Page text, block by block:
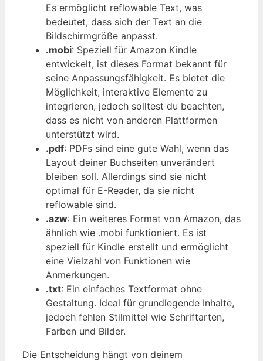
Es ermöglicht reflowable Text, was
bedeutet, dass sich der Text an die
Bildschirmgröße anpasst.
.mobi: Speziell für Amazon Kindle
entwickelt, ist dieses Format bekannt für
seine Anpassungsfähigkeit. Es bietet die
Möglichkeit, interaktive Elemente zu
integrieren, jedoch solltest du beachten,
dass es nicht von anderen Plattformen
unterstützt wird.
.pdf: PDFs sind eine gute Wahl, wenn das
Layout deiner Buchseiten unverändert
bleiben soll. Allerdings sind sie nicht
optimal für E-Reader, da sie nicht
reflowable sind.
.azw: Ein weiteres Format von Amazon, das
ähnlich wie .mobi funktioniert. Es ist
speziell für Kindle erstellt und ermöglicht
eine Vielzahl von Funktionen wie
Anmerkungen.
.txt: Ein einfaches Textformat ohne
Gestaltung. Ideal für grundlegende Inhalte,
jedoch fehlen Stilmittel wie Schriftarten,
Farben und Bilder.
Die Entscheidung hängt von deinem